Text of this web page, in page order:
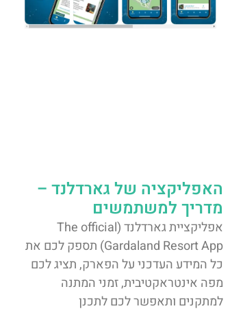
האפליקציה של גארדלנד –
מדריך למשתמשים
אפליקציית גארדלנד (The official
Gardaland Resort App) תספק לכם את
כל המידע העדכני על הפארק, תציג לכם
מפה אינטראקטיבית, זמני המתנה
למתקנים ותאפשר לכם לתכנן